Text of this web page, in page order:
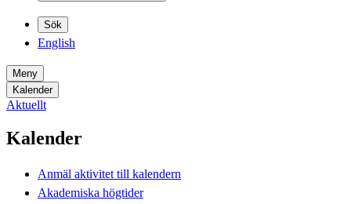
Sök
English
Meny
Kalender
Aktuellt
Kalender
Anmäl aktivitet till kalendern
Akademiska högtider